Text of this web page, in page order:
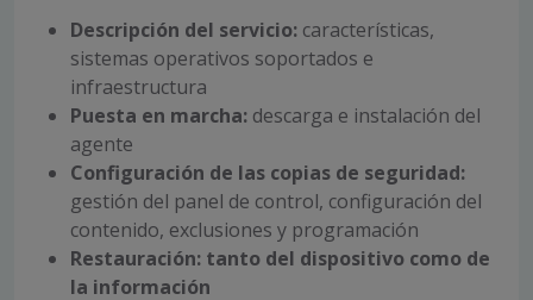
Descripción del servicio: características,
sistemas operativos soportados e
infraestructura
Puesta en marcha: descarga e instalación del
agente
Configuración de las copias de seguridad:
gestión del panel de control, configuración del
contenido, exclusiones y programación
Restauración: tanto del dispositivo como de
la información